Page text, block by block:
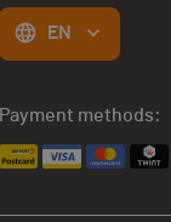
EN
Payment methods: